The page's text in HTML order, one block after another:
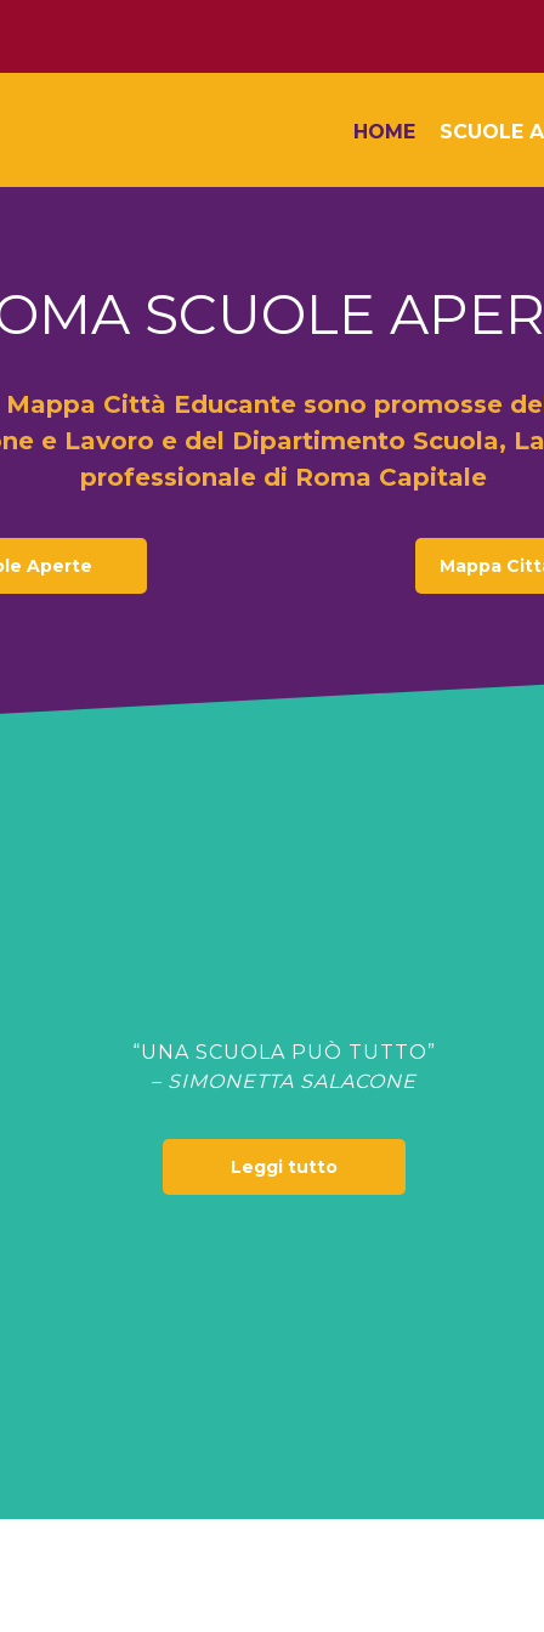
HOME SCUOLE
SCUOLE
Città Educante sono promosse
e Lavoro e del Dipartimento Scuola,
professionale di Roma Capitale
Aperte Mappa
“UNA SCUOLA PUÒ TUTTO”
– SIMONETTA SALACONE
Leggi tutto